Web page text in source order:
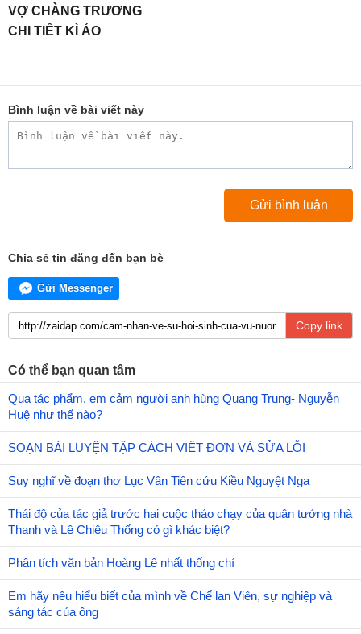
VỢ CHÀNG TRƯƠNG
CHI TIẾT KÌ ẢO
Bình luận về bài viết này
Chia sẻ tin đăng đến bạn bè
Gửi Messenger
Copy link
Có thể bạn quan tâm
Qua tác phẩm, em cảm người anh hùng Quang Trung- Nguyễn
Huệ như thế nào?
SOẠN BÀI LUYỆN TẬP CÁCH VIẾT ĐƠN VÀ SỬA LỖI
Suy nghĩ về đoạn thơ Lục Vân Tiên cứu Kiều Nguyệt Nga
Thái độ của tác giả trước hai cuộc tháo chạy của quân tướng nhà
Thanh và Lê Chiêu Thống có gì khác biệt?
Phân tích văn bản Hoàng Lê nhất thống chí
Em hãy nêu hiểu biết của mình về Chế lan Viên, sự nghiệp và
sáng tác của ông